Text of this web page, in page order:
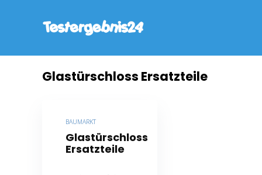
Glastürschloss Ersatzteile
BAUMARKT
Glastürschloss
Ersatzteile